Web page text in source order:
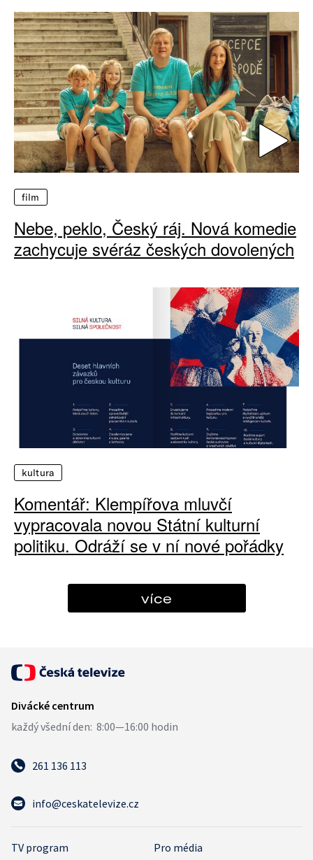
film
Nebe, peklo, Český ráj. Nová komedie
zachycuje svéráz českých dovolených
kultura
Komentář: Klempířova mluvčí
vypracovala novou Státní kulturní
politiku. Odráží se v ní nové pořádky
více
261 136 113
info@ceskatelevize.cz
TV program Pro média